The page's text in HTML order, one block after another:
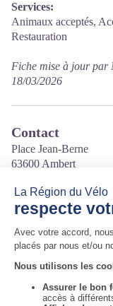
Services:
Animaux acceptés,
Restauration
Fiche mise à jour par
18/03/2026
Contact
Place Jean-Berne
63600 Ambert
Courriel:
train@agrivap.fr
Site internet:
https://agrivap.fr/